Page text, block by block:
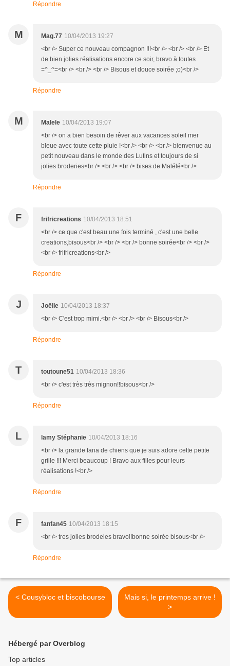
Répondre
M Mag.77 10/04/2013 19:27
<br /> Super ce nouveau compagnon !!!<br /> <br /> <br /> Et
de bien jolies réalisations encore ce soir, bravo à toutes
=^_^=<br /> <br /> <br /> Bisous et douce soirée ;o)<br />
Répondre
M Malele 10/04/2013 19:07
<br /> on a bien besoin de rêver aux vacances soleil mer
bleue avec toute cette pluie !<br /> <br /> <br /> bienvenue au
petit nouveau dans le monde des Lutins et toujours de si
jolies broderies<br /> <br /> <br /> bises de Malélé<br />
Répondre
F frifricreations 10/04/2013 18:51
<br /> ce que c'est beau une fois terminé , c'est une belle
creations,bisous<br /> <br /> <br /> bonne soirée<br /> <br />
<br /> frifricreations<br />
Répondre
J Joëlle 10/04/2013 18:37
<br /> C'est trop mimi.<br /> <br /> <br /> Bisous<br />
Répondre
T toutoune51 10/04/2013 18:36
<br /> c'est très très mignon!!bisous<br />
Répondre
L lamy Stéphanie 10/04/2013 18:16
<br /> la grande fana de chiens que je suis adore cette petite
grille !!! Merci beaucoup ! Bravo aux filles pour leurs
réalisations !<br />
Répondre
F fanfan45 10/04/2013 18:15
<br /> tres jolies brodeies bravo!!bonne soirée bisous<br />
Répondre
< Cousybloc et biscobourse
Mais si, le printemps arrive !
>
Hébergé par Overblog
Top articles